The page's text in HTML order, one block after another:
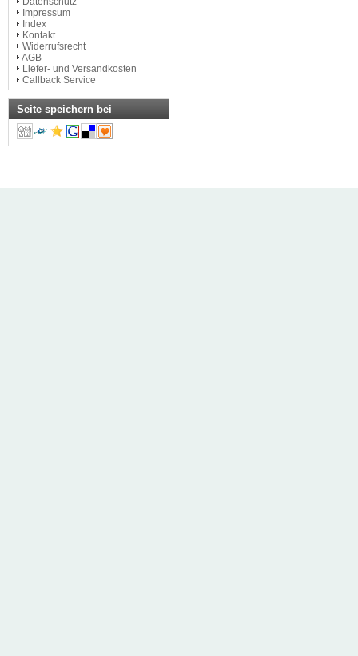
Impressum
Index
Kontakt
Widerrufsrecht
AGB
Liefer- und Versandkosten
Callback Service
Seite speichern bei